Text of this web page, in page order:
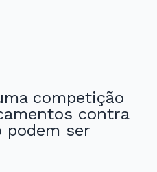
competição
contra
podem ser